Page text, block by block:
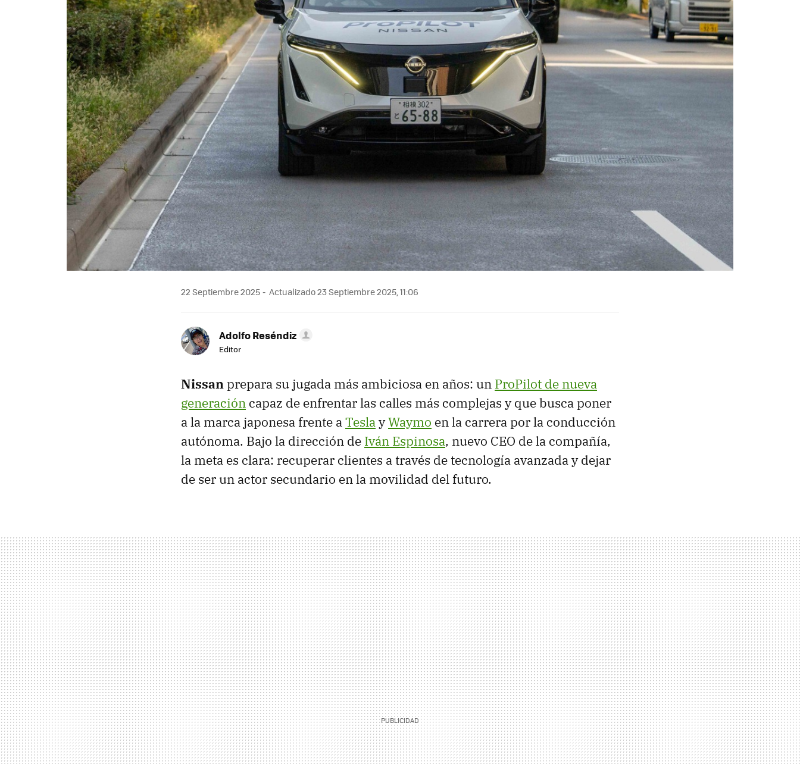
22 Septiembre 2025 Actualizado 23 Septiembre 2025, 11:06
Adolfo Reséndiz
Editor
Nissanprepara su jugada más ambiciosa en años: un ProPilot de nueva
generación capaz de enfrentar las calles más complejas y que busca poner
a la marca japonesa frente aTeslayWaymo en la carrera por la conducción
autónoma. Bajo la dirección de Iván Espinosa, nuevo CEO de la compañía,
la meta es clara: recuperar clientes a través de tecnología avanzada y dejar
de ser un actor secundario en la movilidad del futuro.